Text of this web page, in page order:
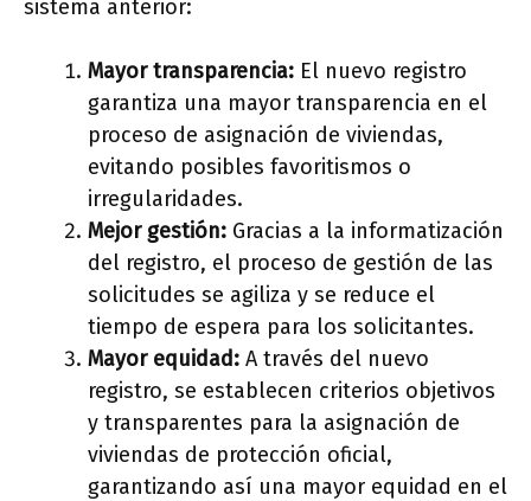
sistema anterior:
Mayor transparencia: El nuevo registro
garantiza una mayor transparencia en el
proceso de asignación de viviendas,
evitando posibles favoritismos o
irregularidades.
Mejor gestión: Gracias a la informatización
del registro, el proceso de gestión de las
solicitudes se agiliza y se reduce el
tiempo de espera para los solicitantes.
Mayor equidad: A través del nuevo
registro, se establecen criterios objetivos
y transparentes para la asignación de
viviendas de protección oficial,
garantizando así una mayor equidad en el